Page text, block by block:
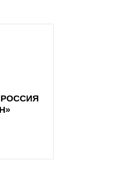
РОССИЯ